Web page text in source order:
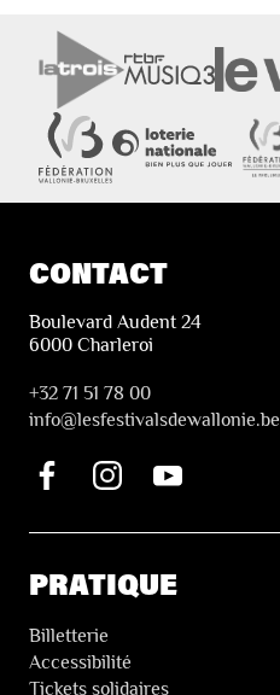
CONTACT
Boulevard Audent 24
6000 Charleroi
+32 71 51 78 00
info@lesfestivalsdewallonie.be
PRATIQUE
Billetterie
Accessibilité
Tickets solidaires